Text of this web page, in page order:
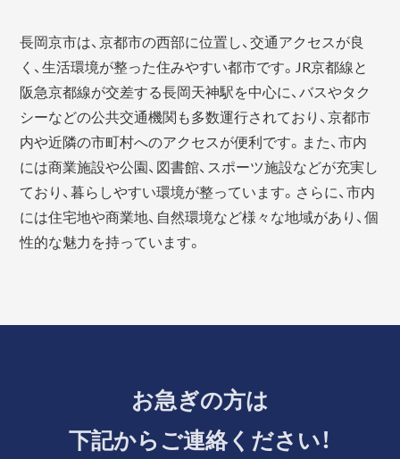
長岡京市は、京都市の西部に位置し、交通アクセスが良
く、生活環境が整った住みやすい都市です。JR京都線と
阪急京都線が交差する長岡天神駅を中心に、バスやタク
シーなどの公共交通機関も多数運行されており、京都市
内や近隣の市町村へのアクセスが便利です。また、市内
には商業施設や公園、図書館、スポーツ施設などが充実し
ており、暮らしやすい環境が整っています。さらに、市内
には住宅地や商業地、自然環境など様々な地域があり、個
性的な魅力を持っています。
お急ぎの方は
下記からご連絡ください！